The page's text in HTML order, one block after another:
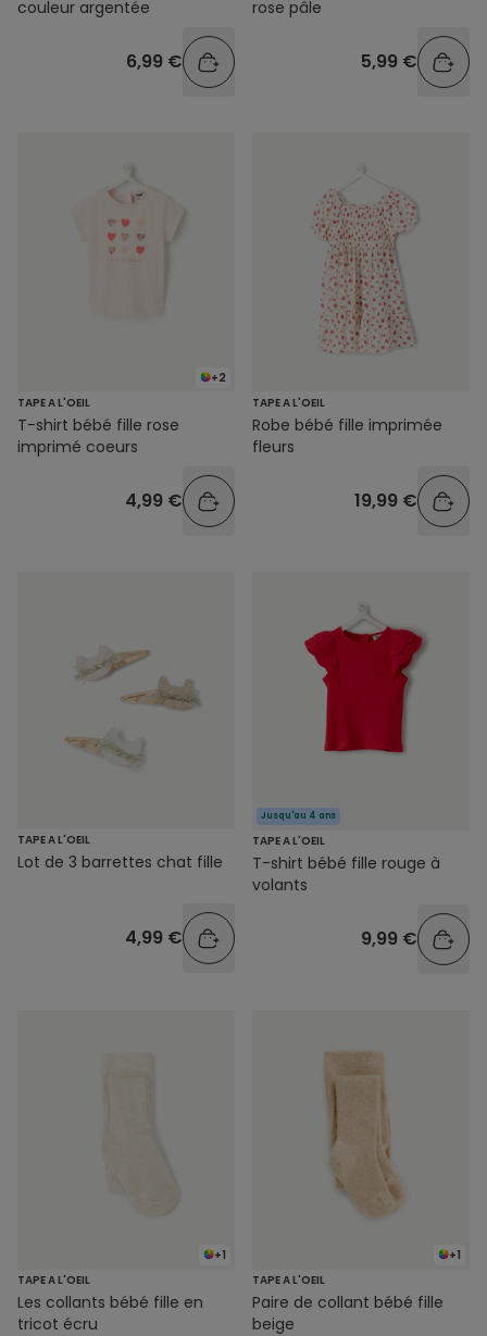
couleur argentée
6,99 €
rose pâle
5,99 €
+2
TAPE A L'OEIL
T-shirt bébé fille rose
imprimé coeurs
4,99 €
TAPE A L'OEIL
Robe bébé fille imprimée
fleurs
19,99 €
TAPE A L'OEIL
Lot de 3 barrettes chat fille
4,99 €
Jusqu'au 4 ans
TAPE A L'OEIL
T-shirt bébé fille rouge à
volants
9,99 €
+1
TAPE A L'OEIL
Les collants bébé fille en
tricot écru
+1
TAPE A L'OEIL
Paire de collant bébé fille
beige